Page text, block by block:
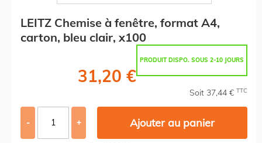
LEITZ Chemise à fenêtre, format A4,
carton, bleu clair, x100
PRODUIT DISPO. SOUS 2-10 JOURS
31,20 €
Soit 37,44 € TTC
- + Ajouter au panier